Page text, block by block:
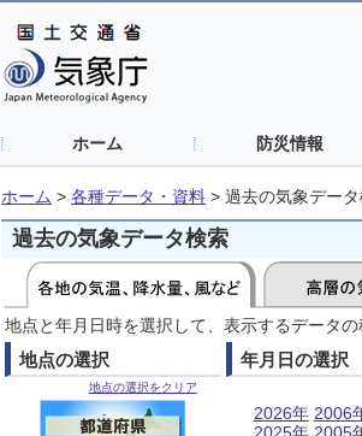
ホーム 防災情報
ホーム > 各種データ・資料 > 過去の気象デー
過去の気象データ検索
地点と年月日時を選択して、表示するデータの
地点の選択
地点の選択をクリア
年月日の選択
2026年 2006